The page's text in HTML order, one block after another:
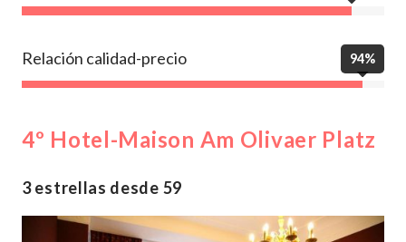
Relación calidad-precio 94%
4º Hotel-Maison Am Olivaer Platz
3 estrellas desde 59